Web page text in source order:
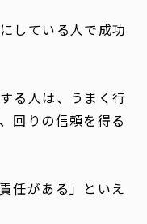
している人で成功
る人は、うまく行
回りの信頼を得る
任がある」といえ